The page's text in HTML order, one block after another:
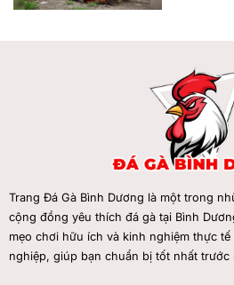
Trang Đá Gà Bình Dương là một trong
cộng đồng yêu thích đá gà tại Bình
mẹo chơi hữu ích và kinh nghiệm thực
nghiệp, giúp bạn chuẩn bị tốt nhất trước